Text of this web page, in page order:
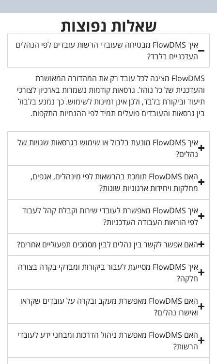
שאלות נפוצות
איך FlowDMS מבטיחה שעובדי הרשות עובדים לפי הנהלים
העדכניים בלבד?
FlowDMS מציגה לכל עובד רק את המהדורה המאושרת
והעדכנית של כל נוהל. גרסאות קודמות נשמרות בארכיון לצורכי
תיעוד וביקורת בלבד, ולכן אינן זמינות לשימוש. כך נמנע בלבול
בין גרסאות והעובדים פועלים תמיד לפי ההנחיות התקפות.
איך FlowDMS מונעת בלבול או שימוש בגרסאות שגויות של
נהלים?
האם FlowDMS תומכת בהרשאות לפי מינהלים, אגפים,
מחלקות ויחידות ארגוניות שונות?
איך FlowDMS מאפשרת לעובדי שירות וקבלת קהל לעבוד
לפי הוראות העבודה העדכניות?
האם אפשר לקשר בין נהלים לבין מסמכים תפעוליים אחרים?
איך FlowDMS מסייעת לעבור ביקורות ומבדקי בקרה בצורה
חלקה?
האם FlowDMS מאפשרת מעקב ובקרה על עובדים שקראו
ואישרו נהלים?
האם FlowDMS מאפשרת ניהול הדרכות ומבחני ידע לעובדי
הרשות?